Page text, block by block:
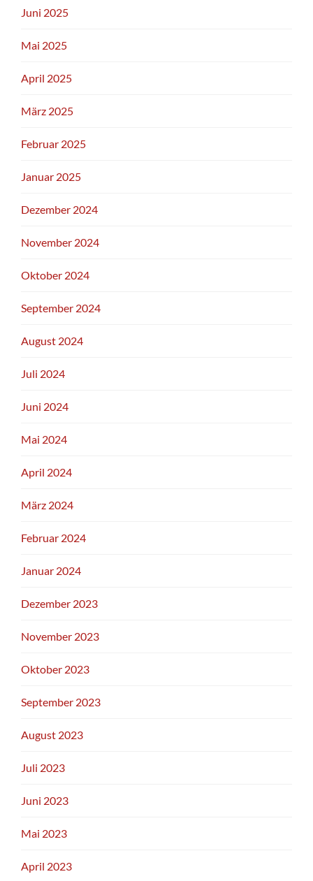
Juni 2025
Mai 2025
April 2025
März 2025
Februar 2025
Januar 2025
Dezember 2024
November 2024
Oktober 2024
September 2024
August 2024
Juli 2024
Juni 2024
Mai 2024
April 2024
März 2024
Februar 2024
Januar 2024
Dezember 2023
November 2023
Oktober 2023
September 2023
August 2023
Juli 2023
Juni 2023
Mai 2023
April 2023